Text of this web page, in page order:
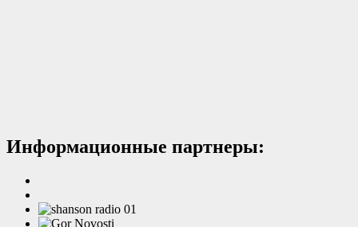
Информационные партнеры: